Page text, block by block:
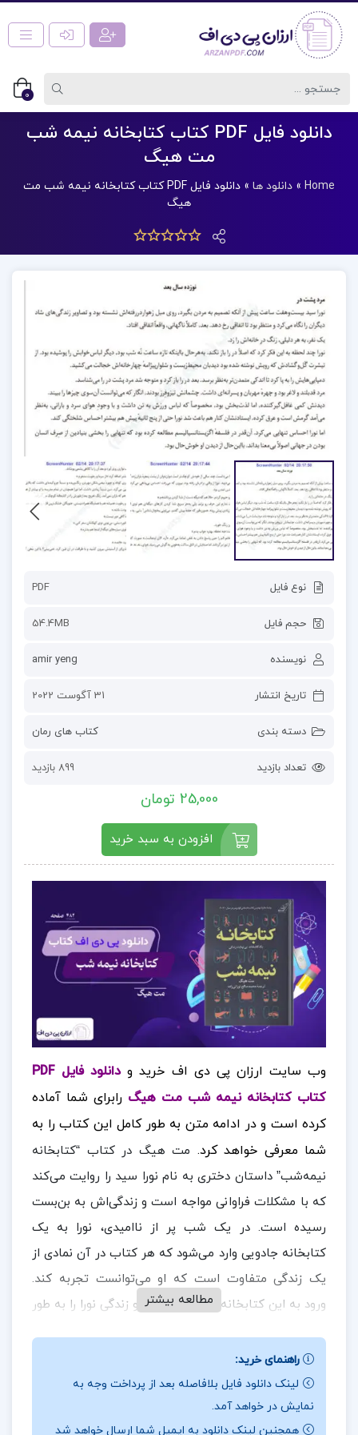
0
دانلود فایل PDF کتاب کتابخانه نیمه شب
مت هیگ
Home
» دانلود ها »
دانلود فایل PDF کتاب کتابخانه نیمه شب مت
هیگ
نوع فایل PDF
حجم فایل 54.4MB
نویسنده amir yeng
تاریخ انتشار 31 آگوست 2022
دسته بندی کتاب های رمان
تعداد بازدید 899 بازدید
25,000 تومان
افزودن به سبد خرید
وب سایت ارزان پی دی اف خرید و
دانلود فایل PDF
کتاب کتابخانه نیمه شب مت هیگ رابرای شما آماده
کرده است و در ادامه متن به طور کامل این کتاب را به
شما معرفی خواهد کرد. مت هیگ در کتاب “کتابخانه
نیمه‌شب” داستان دختری به نام نورا سید را روایت می‌کند
که با مشکلات فراوانی مواجه است و زندگی‌اش به بن‌بست
رسیده است. در یک شب پر از ناامیدی، نورا به یک
کتابخانه جادویی وارد می‌شود که هر کتاب در آن نمادی از
یک زندگی متفاوت است که او می‌توانست تجربه کند.
ورود به این کتابخانه جادویی، نگرش و زندگی نورا را به طور
انتخاب‌ها و تصمیماتش می‌دهد. این رمان تکان‌دهنده و
پرفروش، در سال ۲۰۲۰ برنده جایزه گودریدز از نگاه
خوانندگان شد و تأثیر انتخاب‌های کوچک و بزرگ در
مطالعه بیشتر
راهنمای خرید:
لینک دانلود فایل بلافاصله بعد از پرداخت وجه به
نمایش در خواهد آمد.
همچنین لینک دانلود به ایمیل شما ارسال خواهد شد